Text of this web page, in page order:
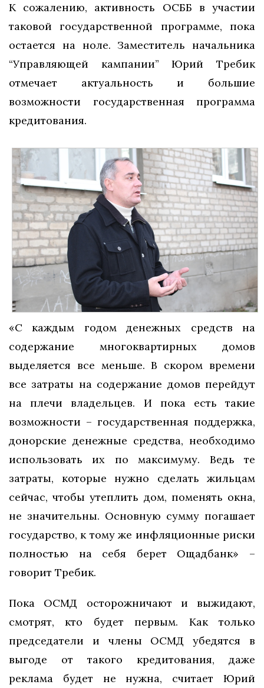
К сожалению, активность ОСББ в участии
таковой государственной программе, пока
остается на ноле. Заместитель начальника
“Управляющей кампании” Юрий Требик
отмечает актуальность и большие
возможности государственная программа
кредитования.
«С каждым годом денежных средств на
содержание многоквартирных домов
выделяется все меньше. В скором времени
все затраты на содержание домов перейдут
на плечи владельцев. И пока есть такие
возможности – государственная поддержка,
донорские денежные средства, необходимо
использовать их по максимуму. Ведь те
затраты, которые нужно сделать жильцам
сейчас, чтобы утеплить дом, поменять окна,
не значительны. Основную сумму погашает
государство, к тому же инфляционные риски
полностью на себя берет Ощадбанк» –
говорит Требик.
Пока ОСМД осторожничают и выжидают,
смотрят, кто будет первым. Как только
председатели и члены ОСМД убедятся в
выгоде от такого кредитования, даже
реклама будет не нужна, считает Юрий